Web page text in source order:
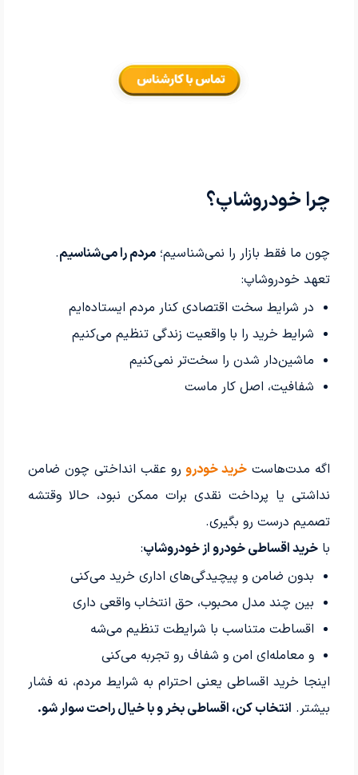
چرا خودروشاپ؟
چون ما فقط بازار را نمی‌شناسیم؛ مردم را می‌شناسیم.
تعهد خودروشاپ:
در شرایط سخت اقتصادی کنار مردم ایستاده‌ایم
شرایط خرید را با واقعیت زندگی تنظیم می‌کنیم
ماشین‌دار شدن را سخت‌تر نمی‌کنیم
شفافیت، اصل کار ماست
اگه مدت‌هاست خرید خودرو رو عقب انداختی چون ضامن
نداشتی یا پرداخت نقدی برات ممکن نبود، حالا وقتشه
تصمیم درست رو بگیری.
با خرید اقساطی خودرو از خودروشاپ:
بدون ضامن و پیچیدگی‌های اداری خرید می‌کنی
بین چند مدل محبوب، حق انتخاب واقعی داری
اقساطت متناسب با شرایطت تنظیم می‌شه
و معامله‌ای امن و شفاف رو تجربه می‌کنی
اینجا خرید اقساطی یعنی احترام به شرایط مردم، نه فشار
بیشتر. انتخاب کن، اقساطی بخر و با خیال راحت سوار شو.